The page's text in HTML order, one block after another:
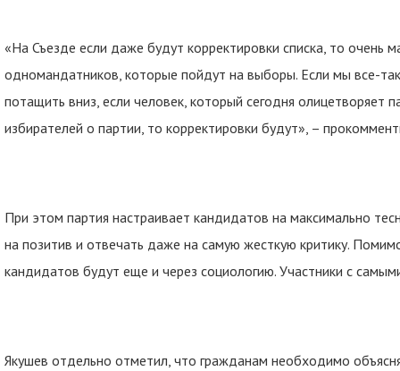
«На Съезде если даже будут корректировки списка, то очень
одномандатников, которые пойдут на выборы. Если мы все-
потащить вниз, если человек, который сегодня олицетворяет
избирателей о партии, то корректировки будут», –
При этом партия настраивает кандидатов на максимально
на позитив и отвечать даже на самую жесткую критику.
кандидатов будут еще и через социологию. Участники с
Якушев отдельно отметил, что гражданам необходимо